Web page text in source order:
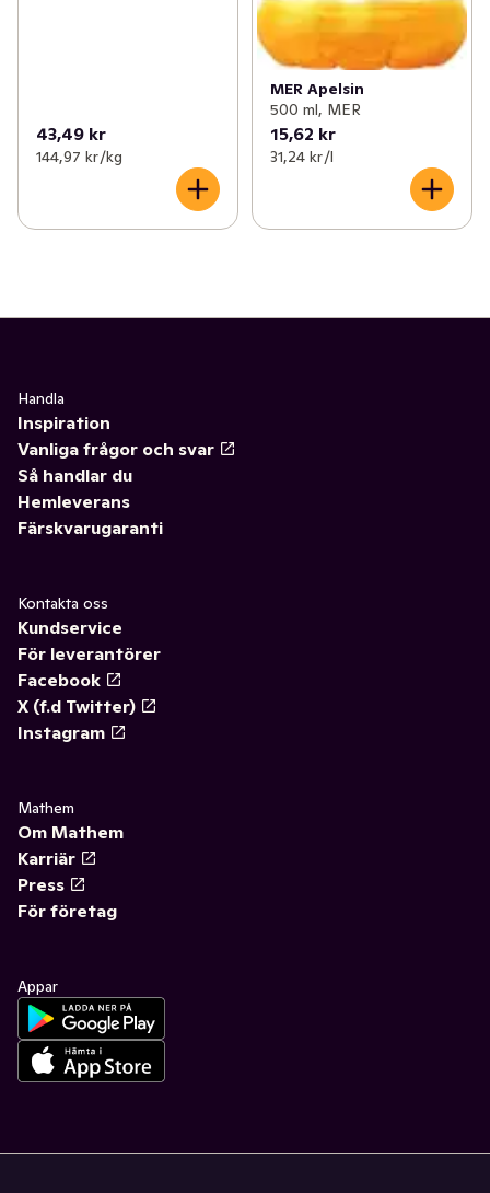
43,49 kr
144,97 kr /kg
MER Apelsin
500 ml, MER
15,62 kr
31,24 kr /l
Handla
Inspiration
Vanliga frågor och svar
Så handlar du
Hemleverans
Färskvarugaranti
Kontakta oss
Kundservice
För leverantörer
Facebook
X (f.d Twitter)
Instagram
Mathem
Om Mathem
Karriär
Press
För företag
Appar